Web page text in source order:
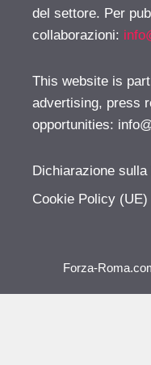
del settore. Per
collaborazioni:
This website is
advertising, press
opportunities:
Dichiarazione
Cookie Policy (UE)
Forza-